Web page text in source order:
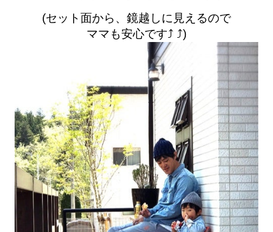
(セット面から、鏡越しに見えるので
ママも安心です⤴︎ ⤴︎)